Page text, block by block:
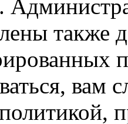
также
вам